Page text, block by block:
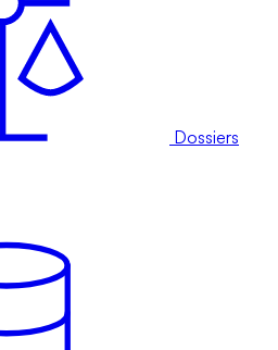
Dossiers